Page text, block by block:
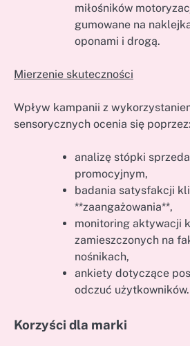
miłośników
gumowane na
oponami i drogą.
Mierzenie skuteczności
Wpływ kampanii z
sensorycznych ocenia się poprzez:
analizę stópki
promocyjnym,
badania satysfakcji
**zaangażowania**,
monitoring aktywacji
zamieszczonych na
nośnikach,
ankiety dotyczące
odczuć użytkowników.
Korzyści dla marki